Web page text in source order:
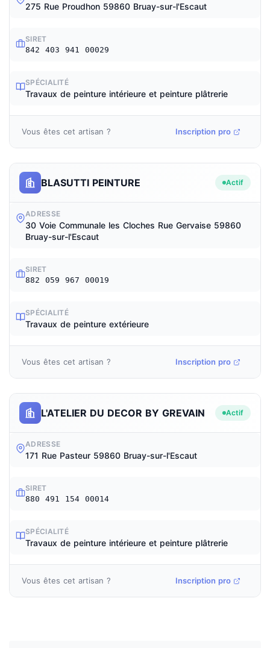
275 Rue Proudhon 59860 Bruay-sur-l'Escaut
SIRET
842 403 941 00029
SPÉCIALITÉ
Travaux de peinture intérieure et peinture plâtrerie
Vous êtes cet artisan ? Inscription pro
BLASUTTI PEINTURE Actif
ADRESSE
30 Voie Communale les Cloches Rue Gervaise 59860
Bruay-sur-l'Escaut
SIRET
882 059 967 00019
SPÉCIALITÉ
Travaux de peinture extérieure
Vous êtes cet artisan ? Inscription pro
L'ATELIER DU DECOR BY GREVAIN Actif
ADRESSE
171 Rue Pasteur 59860 Bruay-sur-l'Escaut
SIRET
880 491 154 00014
SPÉCIALITÉ
Travaux de peinture intérieure et peinture plâtrerie
Vous êtes cet artisan ? Inscription pro